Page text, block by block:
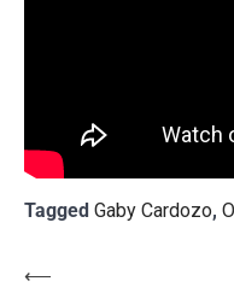
Tagged Gaby Cardozo,
Navegação
⟵